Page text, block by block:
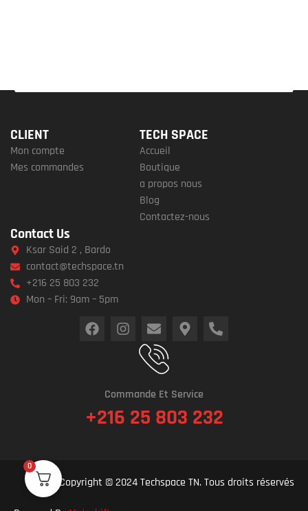
0
CLIENT
Mon compte
Mes commandes
TECH SPACE
Accueil
Boutique
a propos nous
Blog
Contactez-nous
Contact Us
Ksar Said 2 , Bardo
contact@techspace.tn
+216 25 803 232
Mon – Fri: 9am – 5pm
Commande Et Service
+216 25 803 232
Copyright © 2024 Techspace TN. Tous droits réservés